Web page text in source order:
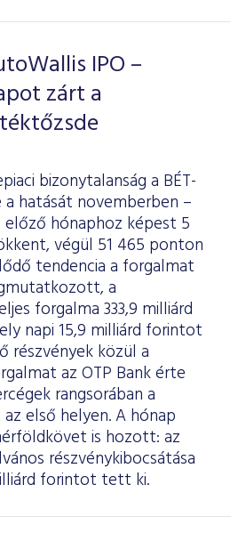
IPO –
zárt a
bizonytalanság a BÉT-
hatását novemberben –
előző hónaphoz képest 5
végül 51 465 ponton
tendencia a forgalmat
a
forgalma 333,9 milliárd
napi 15,9 milliárd forintot
részvények közül a
az OTP Bank érte
rangsorában a
első helyen. A hónap
is hozott: az
részvénykibocsátása
forintot tett ki.